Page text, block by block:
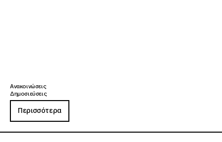
Ανακοινώσεις
Δημοσιεύσεις
Περισσότερα